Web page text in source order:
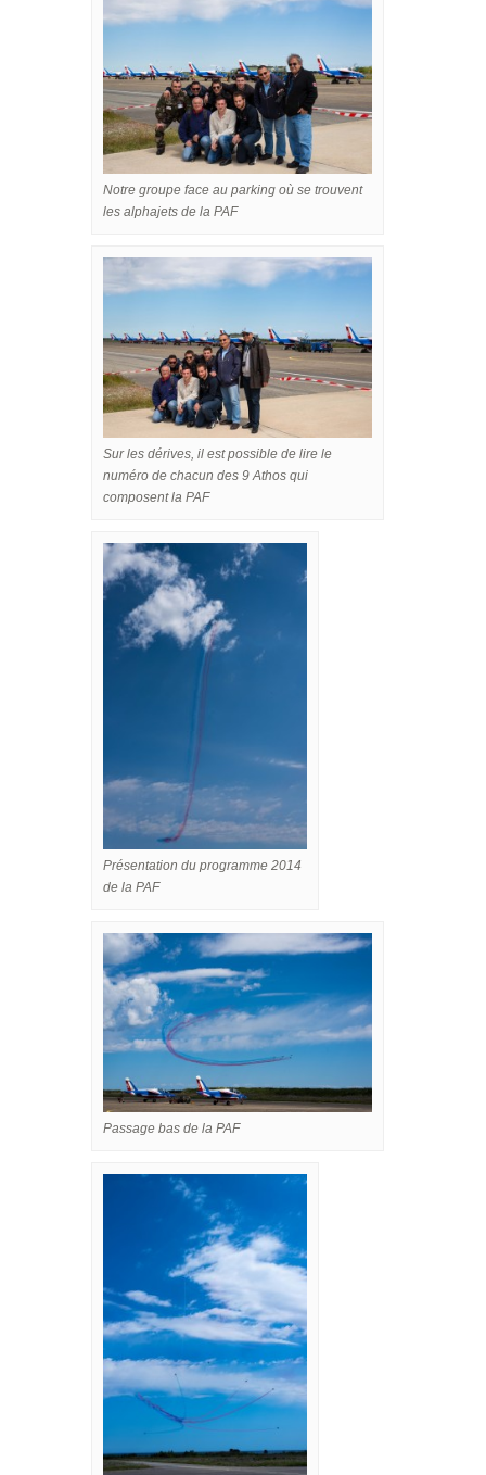
Notre groupe face au parking où se trouvent
les alphajets de la PAF
Sur les dérives, il est possible de lire le
numéro de chacun des 9 Athos qui
composent la PAF
Présentation du programme 2014
de la PAF
Passage bas de la PAF